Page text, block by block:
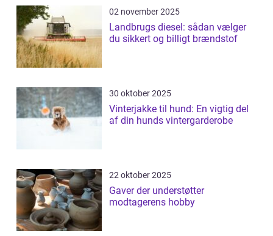
02 november 2025
Landbrugs diesel: sådan vælger
du sikkert og billigt brændstof
30 oktober 2025
Vinterjakke til hund: En vigtig del
af din hunds vintergarderobe
22 oktober 2025
Gaver der understøtter
modtagerens hobby